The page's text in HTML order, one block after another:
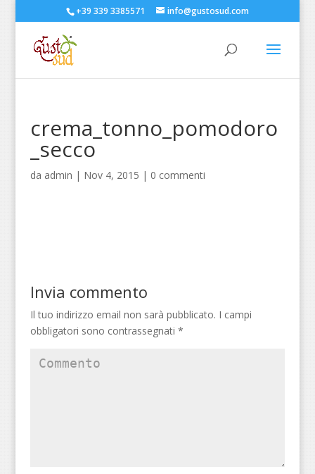
+39 339 3385571 info@gustosud.com
crema_tonno_pomodoro
_secco
da admin | Nov 4, 2015 | 0 commenti
Invia commento
Il tuo indirizzo email non sarà pubblicato. I campi
obbligatori sono contrassegnati *